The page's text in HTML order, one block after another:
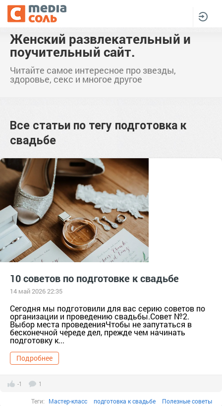
Женский развлекательный и
поучительный сайт.
Читайте самое интересное про звезды,
здоровье, секс и многое другое
Все статьи по тегу подготовка к
свадьбе
10 советов по подготовке к свадьбе
14 май 2026 22:35
Сегодня мы подготовили для вас серию советов по
организации и проведению свадьбы.Совет №2.
Выбор места проведенияЧтобы не запутаться в
бесконечной череде дел, прежде чем начинать
подготовку к...
Подробнее
-1 1
Теги: Мастер-класс подготовка к свадьбе Полезные советы